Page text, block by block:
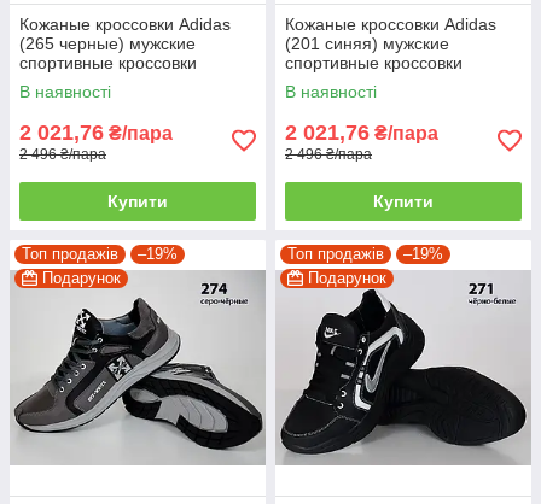
Кожаные кроссовки Adidas
(265 черные) мужские
спортивные кроссовки
шкіряні чоловічі 39
В наявності
2 021,76 ₴/пара
2 496 ₴/пара
Купити
Кожаные кроссовки Adidas
(201 синяя) мужские
спортивные кроссовки
шкіряні чоловічі
В наявності
2 021,76 ₴/пара
2 496 ₴/пара
Купити
Топ продажів
–19%
Подарунок
Топ продажів
–19%
Подарунок